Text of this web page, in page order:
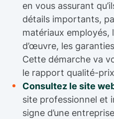
en vous assurant
détails importants,
matériaux employés,
d’œuvre, les
Cette démarche va
le rapport qualité-
Consultez le site
site professionnel et
signe d’une